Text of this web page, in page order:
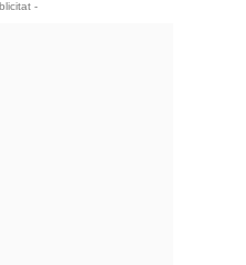
-